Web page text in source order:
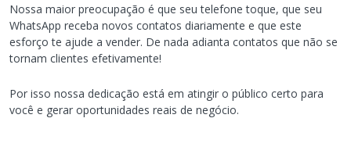
Nossa maior preocupação é que seu telefone toque, que seu
WhatsApp receba novos contatos diariamente e que este
esforço te ajude a vender. De nada adianta contatos que não se
tornam clientes efetivamente!
Por isso nossa dedicação está em atingir o público certo para
você e gerar oportunidades reais de negócio.